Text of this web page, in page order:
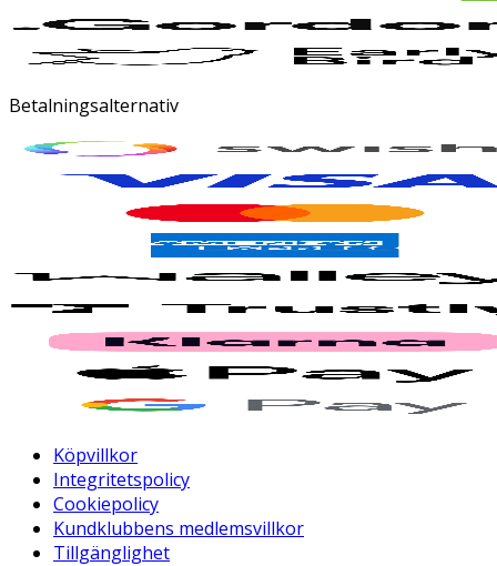
Betalningsalternativ
Köpvillkor
Integritetspolicy
Cookiepolicy
Kundklubbens medlemsvillkor
Tillgänglighet